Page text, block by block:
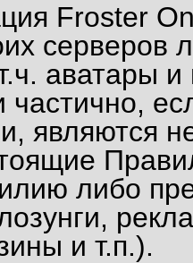
Froster
аватары и
являются
либо
и т.п.).